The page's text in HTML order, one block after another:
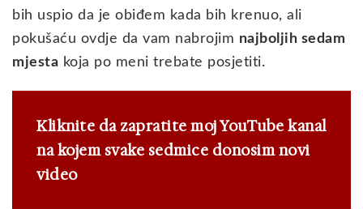
bih uspio da je obiđem kada bih krenuo, ali
pokušaću ovdje da vam nabrojim najboljih sedam
mjesta koja po meni trebate posjetiti.
Kliknite da zapratite moj YouTube kanal
na kojem svake sedmice donosim novi
video